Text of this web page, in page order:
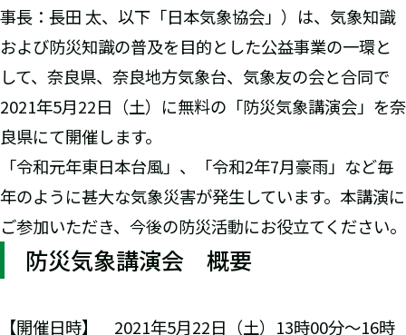
事長：長田 太、以下「日本気象協会」）は、気象知識
および防災知識の普及を目的とした公益事業の一環と
して、奈良県、奈良地方気象台、気象友の会と合同で
2021年5月22日（土）に無料の「防災気象講演会」を奈
良県にて開催します。
「令和元年東日本台風」、「令和2年7月豪雨」など毎
年のように甚大な気象災害が発生しています。本講演に
ご参加いただき、今後の防災活動にお役立てください。
防災気象講演会 概要
【開催日時】 2021年5月22日（土）13時00分～16時